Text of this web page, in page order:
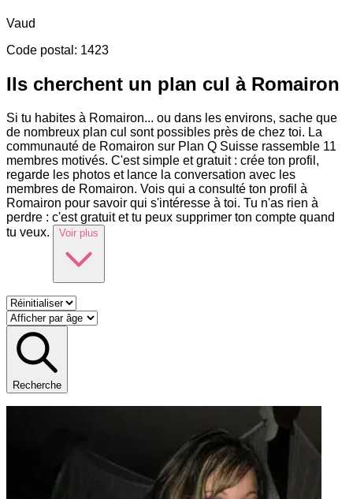
Vaud
Code postal : 1423
Ils cherchent un plan cul à Romairon
Si tu habites à Romairon... ou dans les environs, sache que
de nombreux plan cul sont possibles près de chez toi. La
communauté de Romairon sur Plan Q Suisse rassemble 11
membres motivés. C'est simple et gratuit : crée ton profil,
regarde les photos et lance la conversation avec les
membres de Romairon. Vois qui a consulté ton profil à
Romairon pour savoir qui s'intéresse à toi. Tu n'as rien à
perdre : c'est gratuit et tu peux supprimer ton compte quand
tu veux.
Voir plus
Recherche